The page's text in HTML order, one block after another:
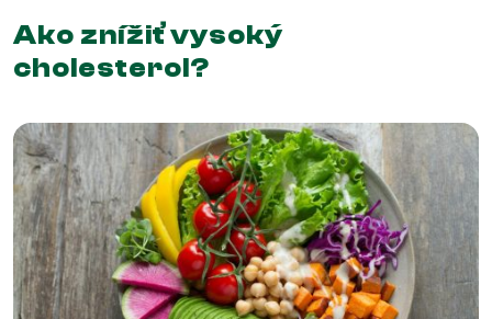
Ako znížiť vysoký
cholesterol?